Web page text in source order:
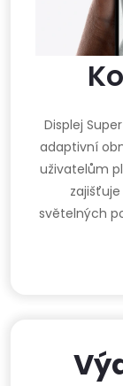
Displej
adaptivní
uživatelům
světelných